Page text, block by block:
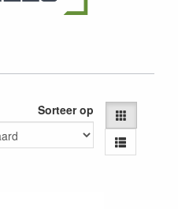
Sorteer op